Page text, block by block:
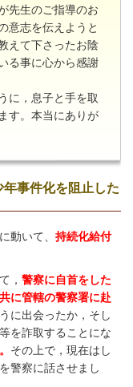
先生のご指導のお
意志を伝えようと
えて下さったお陰
る事に心から感謝
に，息子と手を取
す。本当にありが
事件化を阻止した
動いて
持続化給付
， 警察に自首をした
に管轄の警察署に赴
に出会ったか，そし
を詐取することにな
その上で，現在はし
警察に話させまし